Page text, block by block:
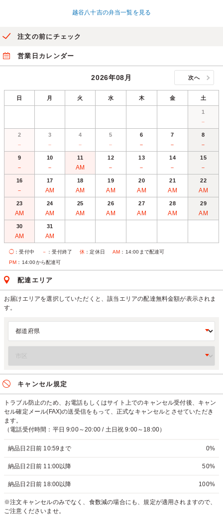
越谷八十吉の弁当一覧を見る
注文の前にチェック
営業日カレンダー
2026年08月 次へ
日 月 火 水 木 金 土
1
－
2
－
3
－
4
－
5
－
6
－
7
－
8
－
9
－
10
－
11
AM
12
－
13
－
14
－
15
－
16
－
17
AM
18
AM
19
AM
20
AM
21
AM
22
AM
23
AM
24
AM
25
AM
26
AM
27
AM
28
AM
29
AM
30
AM
31
AM
◯ ：受付中 － ：受付終了 休 ：定休日 AM ：14:00まで配達可
PM ：14:00から配達可
配達エリア
お届けエリアを選択していただくと、該当エリアの配達無料金額が表示されま
す。
キャンセル規定
トラブル防止のため、お電話もしくはサイト上でのキャンセル受付後、キャン
セル確定メール(FAX)の送受信をもって、正式なキャンセルとさせていただき
ます。
（電話受付時間：平日 9:00～20:00 / 土日祝 9:00～18:00）
納品日2日前 10:59まで 0%
納品日2日前 11:00以降 50%
納品日2日前 18:00以降 100%
※注文キャンセルのみでなく、食数減の場合にも、規定が適用されますので、
ご注意くださいませ。